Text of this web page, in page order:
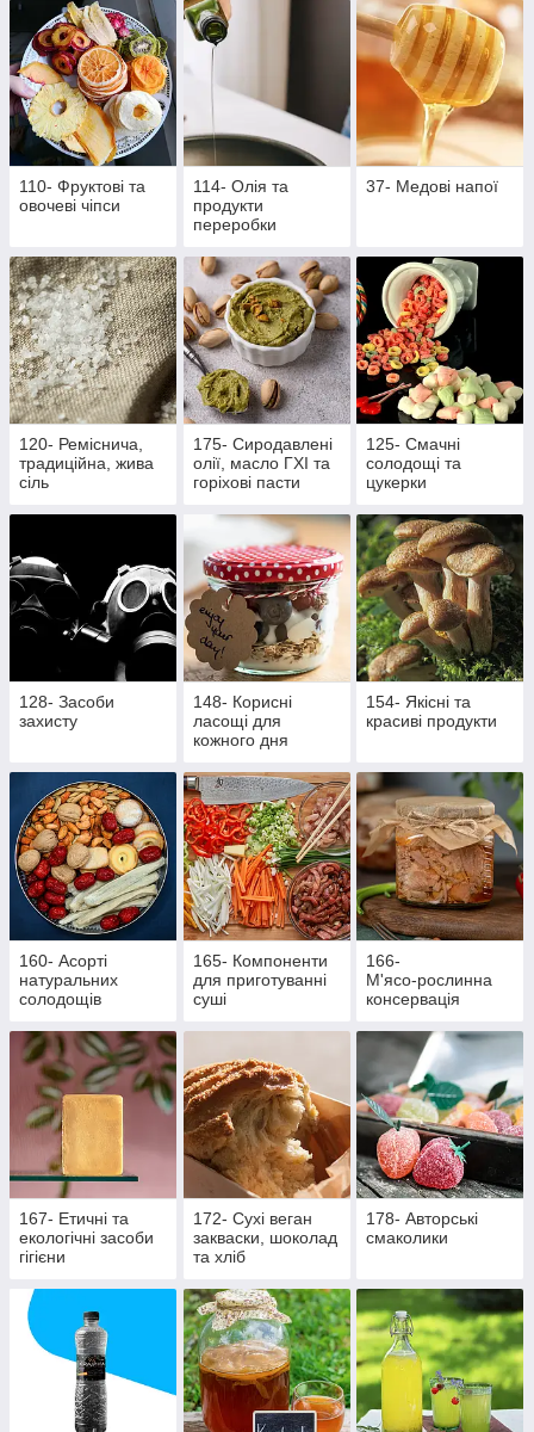
110- Фруктові та
овочеві чіпси
114- Олія та
продукти
переробки
37- Медові напої
120- Реміснича,
традиційна, жива
сіль
175- Сиродавлені
олії, масло ГХІ та
горіхові пасти
125- Смачні
солодощі та
цукерки
128- Засоби
захисту
148- Корисні
ласощі для
кожного дня
154- Якісні та
красиві продукти
160- Асорті
натуральних
солодощів
165- Компоненти
для приготуванні
суші
166-
М'ясо‑рослинна
консервація
167- Етичні та
екологічні засоби
гігієни
172- Сухі веган
закваски, шоколад
та хліб
178- Авторські
смаколики